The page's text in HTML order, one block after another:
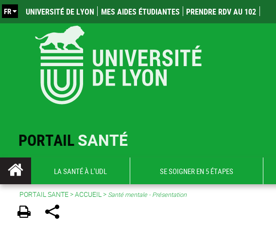
PORTAILSANTÉ
UNIVERSITÉ DE LYON MES AIDES ÉTUDIANTES PRENDRE RDV AU 102
FR
LA SANTÉ À L'UDL SE SOIGNER EN 5 ÉTAPES
PORTAIL SANTE>ACCUEIL> Santé mentale - Présentation